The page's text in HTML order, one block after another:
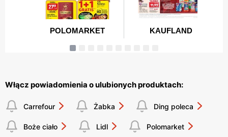
Włącz powiadomienia o ulubionych produktach:
Carrefour Żabka Ding poleca
Boże ciało Lidl Polomarket